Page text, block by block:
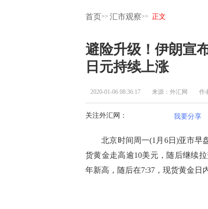
首页>> 汇市观察>> 正文
避险升级！伊朗宣
日元持续上涨
2020-01-06 08:36:17 来源：外汇网 作
关注外汇网： 我要分享
北京时间周一(1月6日)亚市早盘
货黄金走高逾10美元，随后继续
年新高，随后在7:37，现货黄金日